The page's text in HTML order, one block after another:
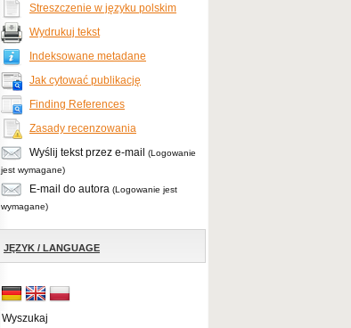
Streszczenie w języku polskim
Wydrukuj tekst
Indeksowane metadane
Jak cytować publikację
Finding References
Zasady recenzowania
Wyślij tekst przez e-mail
(Logowanie
jest wymagane)
E-mail do autora (Logowanie jest
wymagane)
JĘZYK / LANGUAGE
Wyszukaj